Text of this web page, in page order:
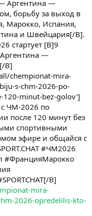
Аргентина —
борьбу за выход в
Марокко, Испания,
и Швейцария[/B].
стартует [B]9
—
B]
chempionat-mira-
s-chm-2026-po-
120-minut-bez-golov']
ЧМ-2026 по
после 120 минут без
спортивными
эфире и общайся с
#ЧМ2026
#ФранцияМарокко
B]
mira-
2026-opredelilis-kto-